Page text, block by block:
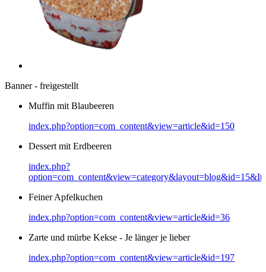
Banner - freigestellt
Muffin mit Blaubeeren
index.php?option=com_content&view=article&id=150
Dessert mit Erdbeeren
index.php?
Feiner Apfelkuchen
index.php?option=com_content&view=article&id=36
Zarte und mürbe Kekse - Je länger je lieber
index.php?option=com_content&view=article&id=197